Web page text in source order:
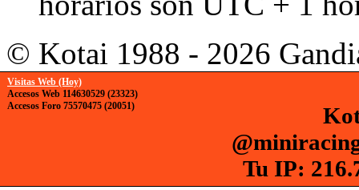
© Kotai 1988 - 2026
Visitas Web (Hoy)
Accesos Web 114630529 (23323)
Accesos Foro 75570475 (20051)
Tu IP: